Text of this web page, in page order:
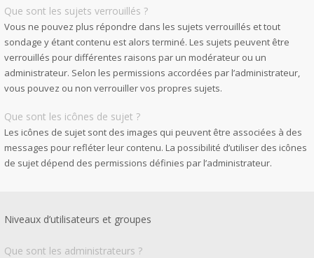
Que sont les sujets verrouillés ?
Vous ne pouvez plus répondre dans les sujets verrouillés et tout
sondage y étant contenu est alors terminé. Les sujets peuvent être
verrouillés pour différentes raisons par un modérateur ou un
administrateur. Selon les permissions accordées par l’administrateur,
vous pouvez ou non verrouiller vos propres sujets.
Que sont les icônes de sujet ?
Les icônes de sujet sont des images qui peuvent être associées à des
messages pour refléter leur contenu. La possibilité d’utiliser des icônes
de sujet dépend des permissions définies par l’administrateur.
Niveaux d’utilisateurs et groupes
Que sont les administrateurs ?